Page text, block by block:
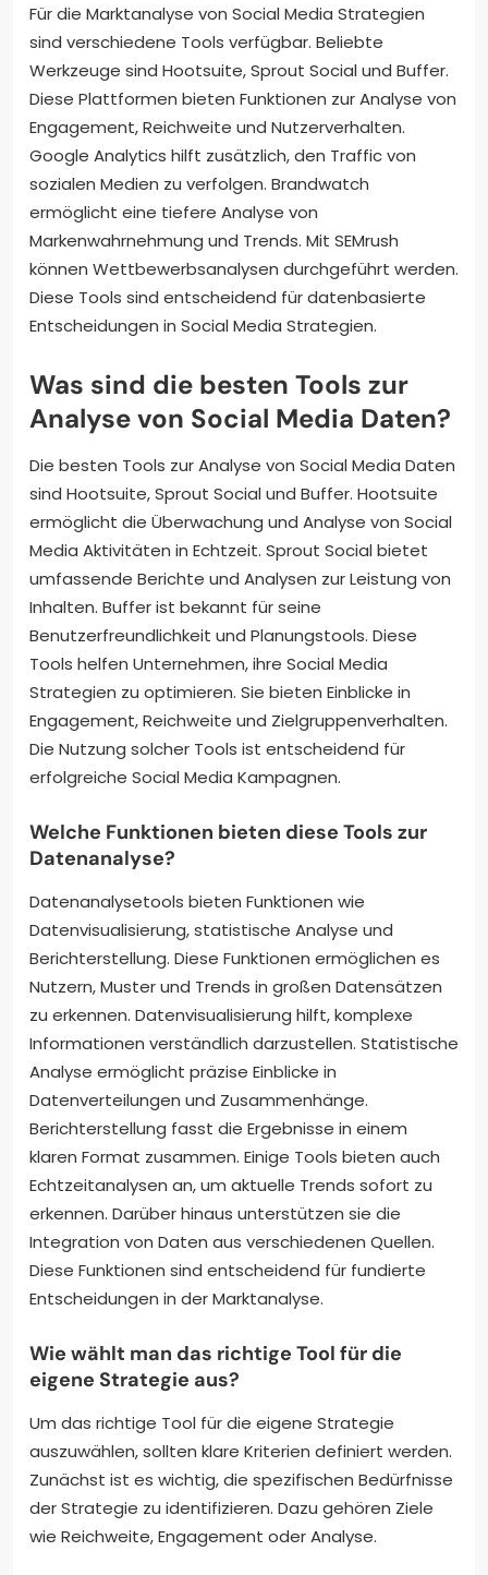
Für die Marktanalyse von Social Media Strategien
sind verschiedene Tools verfügbar. Beliebte
Werkzeuge sind Hootsuite, Sprout Social und Buffer.
Diese Plattformen bieten Funktionen zur Analyse von
Engagement, Reichweite und Nutzerverhalten.
Google Analytics hilft zusätzlich, den Traffic von
sozialen Medien zu verfolgen. Brandwatch
ermöglicht eine tiefere Analyse von
Markenwahrnehmung und Trends. Mit SEMrush
können Wettbewerbsanalysen durchgeführt werden.
Diese Tools sind entscheidend für datenbasierte
Entscheidungen in Social Media Strategien.
Was sind die besten Tools zur
Analyse von Social Media Daten?
Die besten Tools zur Analyse von Social Media Daten
sind Hootsuite, Sprout Social und Buffer. Hootsuite
ermöglicht die Überwachung und Analyse von Social
Media Aktivitäten in Echtzeit. Sprout Social bietet
umfassende Berichte und Analysen zur Leistung von
Inhalten. Buffer ist bekannt für seine
Benutzerfreundlichkeit und Planungstools. Diese
Tools helfen Unternehmen, ihre Social Media
Strategien zu optimieren. Sie bieten Einblicke in
Engagement, Reichweite und Zielgruppenverhalten.
Die Nutzung solcher Tools ist entscheidend für
erfolgreiche Social Media Kampagnen.
Welche Funktionen bieten diese Tools zur
Datenanalyse?
Datenanalysetools bieten Funktionen wie
Datenvisualisierung, statistische Analyse und
Berichterstellung. Diese Funktionen ermöglichen es
Nutzern, Muster und Trends in großen Datensätzen
zu erkennen. Datenvisualisierung hilft, komplexe
Informationen verständlich darzustellen. Statistische
Analyse ermöglicht präzise Einblicke in
Datenverteilungen und Zusammenhänge.
Berichterstellung fasst die Ergebnisse in einem
klaren Format zusammen. Einige Tools bieten auch
Echtzeitanalysen an, um aktuelle Trends sofort zu
erkennen. Darüber hinaus unterstützen sie die
Integration von Daten aus verschiedenen Quellen.
Diese Funktionen sind entscheidend für fundierte
Entscheidungen in der Marktanalyse.
Wie wählt man das richtige Tool für die
eigene Strategie aus?
Um das richtige Tool für die eigene Strategie
auszuwählen, sollten klare Kriterien definiert werden.
Zunächst ist es wichtig, die spezifischen Bedürfnisse
der Strategie zu identifizieren. Dazu gehören Ziele
wie Reichweite, Engagement oder Analyse.